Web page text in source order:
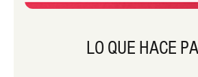
LO QUE HACE